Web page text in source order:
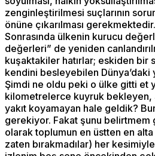
zenginleştirilmesi suçlarının
önüne çıkarılması
Sonrasında ülkenin kurucu
değerleri” de yeniden
kuşaktakiler hatırlar; eskiden bir
kendini besleyebilen
Şimdi ne oldu peki o ülke gitti et
kilometrelerce kuyruk bekleyen,
yakıt koyamayan hale geldik?
gerekiyor. Fakat şunu
olarak toplumun en üstten en
zaten bırakmadılar) her